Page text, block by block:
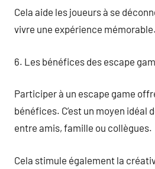
Cela aide les joueurs à se
vivre une expérience mémorable.
6. Les bénéfices des escape
Participer à un escape game
bénéfices. C’est un moyen idéal
entre amis, famille ou collègues.
Cela stimule également la